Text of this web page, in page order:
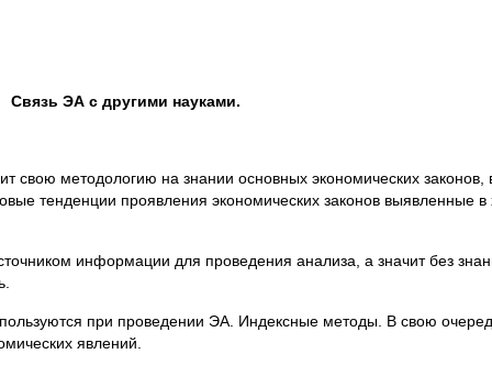
Связь ЭА с другими науками.
свою методологию на знании основных экономических
тенденции проявления экономических законов выявленные в
информации для проведения анализа, а значит без
при проведении ЭА. Индексные методы. В свою
явлений.